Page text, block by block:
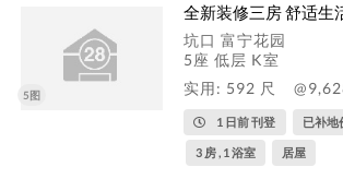
5图
全新装修三房 舒适生
坑口 富宁花园
5座 低层 K室
实用: 592 尺
1 日前 刊登 已补地
3 房 , 1 浴室 居屋